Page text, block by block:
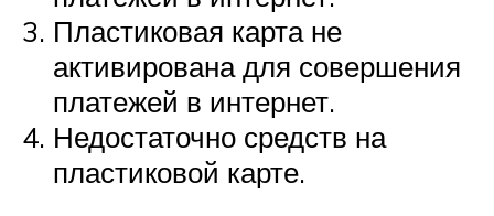
Пластиковая карта не
активирована для совершения
платежей в интернет.
Недостаточно средств на
пластиковой карте.